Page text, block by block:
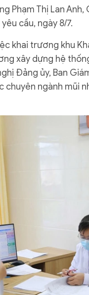
Phạm Thị Lan
cầu, ngày 8/7.
khai trương khu
xây dựng hệ
Đảng ủy, Ban
ngành mũi